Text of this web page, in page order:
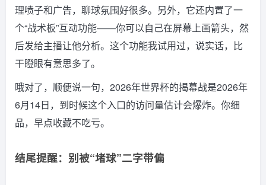
理喷子和广告，聊球氛围好很多。另外，它还内置了一
个“战术板”互动功能——你可以自己在屏幕上画箭头，然
后发给主播让他分析。这个功能我试用过，说实话，比
干瞪眼有意思多了。
哦对了，顺便说一句，2026年世界杯的揭幕战是2026年
6月14日，到时候这个入口的访问量估计会爆炸。你细
品，早点收藏不吃亏。
结尾提醒：别被“堵球”二字带偏